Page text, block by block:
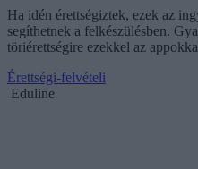
Ha idén érettségiztek, ezek az
segíthetnek a felkészülésben.
töriérettségire ezekkel az
Érettségi-felvételi
Eduline